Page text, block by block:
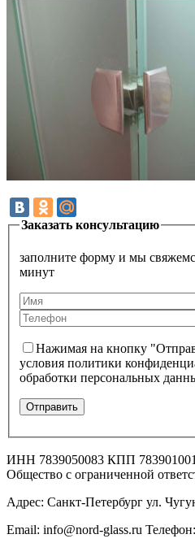
Заказать консультацию
заполните форму и мы
минут
Нажимая на кнопку
условия политики
обработки персональных
ИНН 7839050083 КПП
Общество с ограниченной
Адрес: Санкт-Петербург ул.
Email: info@nord-glass.ru